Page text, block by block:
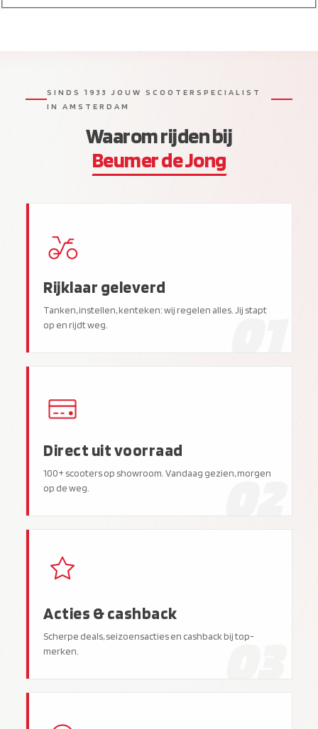
SINDS 1933 JOUW SCOOTERSPECIALIST
IN AMSTERDAM
Waarom rijden bij
Beumer de Jong
Rijklaar geleverd
Tanken, instellen, kenteken: wij regelen alles. Jij stapt
op en rijdt weg.
01
Direct uit voorraad
100+ scooters op showroom. Vandaag gezien, morgen
op de weg.
02
Acties & cashback
Scherpe deals, seizoensacties en cashback bij top-
merken.
03